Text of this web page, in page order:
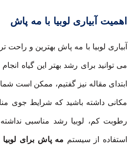
اهمیت آبیاری لوبیا با مه پاش
آبیاری لوبیا با مه پاش بهترین و
می توانید برای رشد بهتر این گیاه
ابتدای مقاله نیز گفتیم، ممکن است
مکانی داشته باشید که شرایط جوی
رطوبت کم، لوبیا رشد مناسبی
استفاده از سیستم مه پاش برای لوبیا